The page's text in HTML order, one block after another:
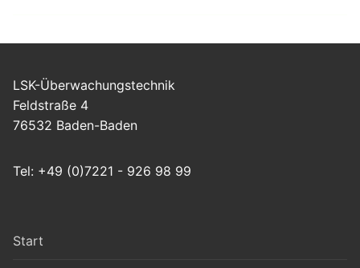
LSK-Überwachungstechnik
Feldstraße 4
76532 Baden-Baden
Tel: +49 (0)7221 - 926 98 99
Start